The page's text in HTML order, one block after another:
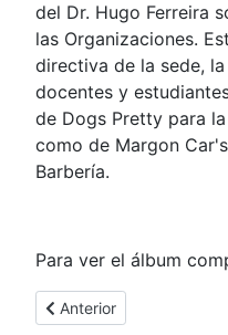
del Dr. Hugo Ferreira
las Organizaciones.
directiva de la sede,
docentes y
de Dogs Pretty para
como de Margon
Barbería.
Para ver el álbum
Artículo anterior:
Anterior